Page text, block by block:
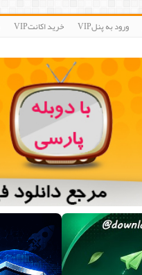
ورود به پنلVIP خرید اکانتVIP